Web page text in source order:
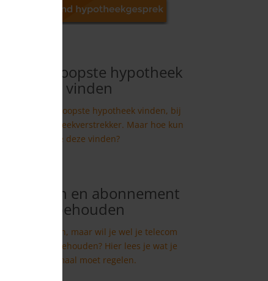
De goedkoopste hypotheek
vinden
Je wilt de goedkoopste hypotheek vinden, bij
de beste hypotheekverstrekker. Maar hoe kun
je deze vinden?
Verhuizen en abonnement
behouden
Ga je verhuizen, maar wil je wel je telecom
abonnement behouden? Hier lees je wat je
allemaal moet regelen.